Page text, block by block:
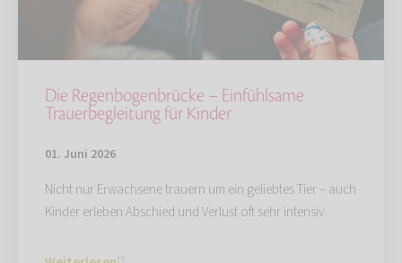
Die Regenbogenbrücke – Einfühlsame
Trauerbegleitung für Kinder
01. Juni 2026
Nicht nur Erwachsene trauern um ein geliebtes Tier – auch
Kinder erleben Abschied und Verlust oft sehr intensiv.